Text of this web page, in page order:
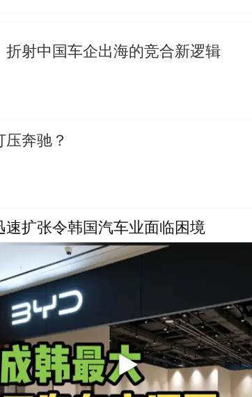
折射中国车企出海的竞合新逻辑
奔驰？
速扩张令韩国汽车业面临困境